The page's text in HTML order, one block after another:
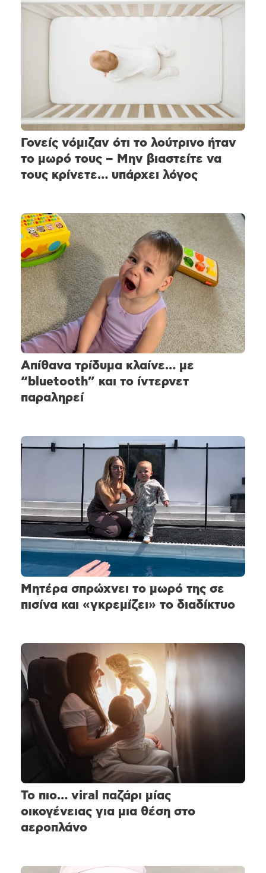
Γονείς νόμιζαν ότι το λούτρινο ήταν
το μωρό τους – Μην βιαστείτε να
τους κρίνετε… υπάρχει λόγος
Απίθανα τρίδυμα κλαίνε… με
“bluetooth” και το ίντερνετ
παραληρεί
Μητέρα σπρώχνει το μωρό της σε
πισίνα και «γκρεμίζει» το διαδίκτυο
Το πιο… viral παζάρι μίας
οικογένειας για μια θέση στο
αεροπλάνο